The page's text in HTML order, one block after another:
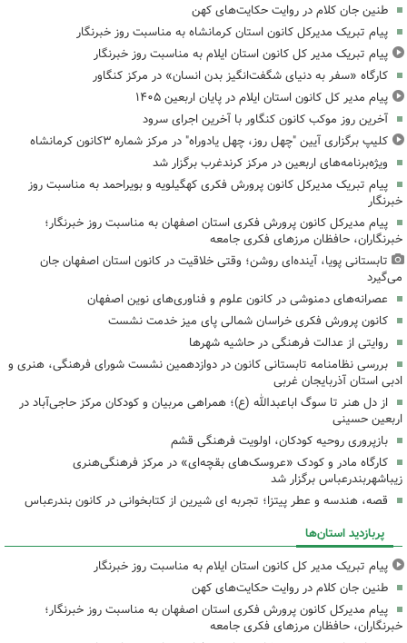
طنین جان کلام در روایت حکایت‌های کهن
پیام تبریک مدیرکل کانون استان کرمانشاه به مناسبت روز خبرنگار
پیام تبریک مدیر کل کانون استان ایلام به مناسبت روز خبرنگار
کارگاه «سفر به دنیای شگفت‌انگیز بدن انسان» در مرکز کنگاور
پیام مدیر کل کانون استان ایلام در پایان اربعین ۱۴۰۵
آخرین روز موکب کانون کنگاور با آخرین اجرای سرود
کلیپ برگزاری آیین "چهل روز، چهل یادوراه" در مرکز شماره ۳کانون کرمانشاه
ویژه‌برنامه‌های اربعین در مرکز کرندغرب برگزار شد
پیام تبریک مدیرکل کانون پرورش فکری کهگیلویه و بویراحمد به مناسبت روز
خبرنگار
پیام مدیرکل کانون پرورش فکری استان اصفهان به مناسبت روز خبرنگار؛
خبرنگاران، حافظان مرزهای فکری جامعه
تابستانی پویا، آینده‌ای روشن؛ وقتی خلاقیت در کانون استان اصفهان جان
می‌گیرد
عصرانه‌های دمنوشی در کانون علوم و فناوری‌های نوین اصفهان
کانون پرورش فکری خراسان شمالی پای میز خدمت نشست
روایتی از عدالت فرهنگی در حاشیه شهرها
بررسی نظامنامه تابستانی کانون در دوازدهمین نشست شورای فرهنگی، هنری و
ادبی استان آذربایجان غربی
از دل هنر تا سوگ اباعبدالله (ع)؛ همراهی مربیان و کودکان مرکز حاجی‌آباد در
اربعین حسینی
بازپروری روحیه کودکان، اولویت فرهنگی قشم
کارگاه مادر و کودک «عروسک‌های بقچه‌ای» در مرکز فرهنگی‌هنری
زیباشهربندرعباس برگزار شد
قصه، هندسه و عطر پیتزا؛ تجربه ای شیرین از کتابخوانی در کانون بندرعباس
پربازدید استان‌ها
پیام تبریک مدیر کل کانون استان ایلام به مناسبت روز خبرنگار
طنین جان کلام در روایت حکایت‌های کهن
پیام مدیرکل کانون پرورش فکری استان اصفهان به مناسبت روز خبرنگار؛
خبرنگاران، حافظان مرزهای فکری جامعه